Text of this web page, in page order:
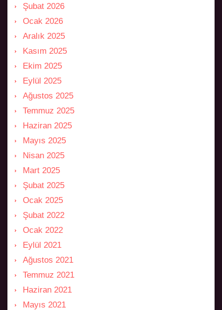
Şubat 2026
Ocak 2026
Aralık 2025
Kasım 2025
Ekim 2025
Eylül 2025
Ağustos 2025
Temmuz 2025
Haziran 2025
Mayıs 2025
Nisan 2025
Mart 2025
Şubat 2025
Ocak 2025
Şubat 2022
Ocak 2022
Eylül 2021
Ağustos 2021
Temmuz 2021
Haziran 2021
Mayıs 2021